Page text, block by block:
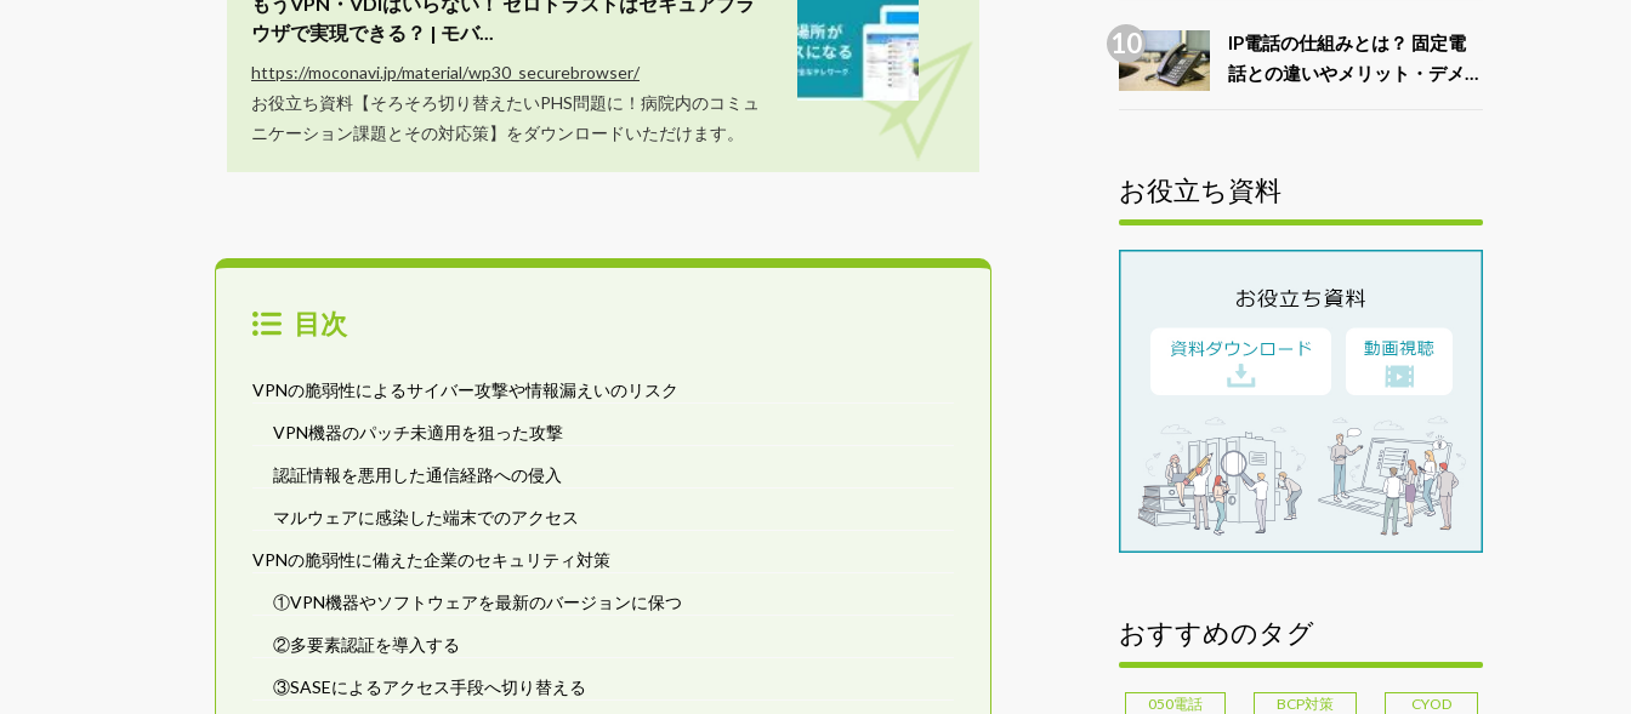
ウザで実現できる？ | モバ...
https://moconavi.jp/material/wp30_securebrowser/
お役立ち資料【そろそろ切り替えたいPHS問題に！病院内のコミュ
ニケーション課題とその対応策】をダウンロードいただけます。
目次
VPNの脆弱性によるサイバー攻撃や情報漏えいのリスク
VPN機器のパッチ未適用を狙った攻撃
認証情報を悪用した通信経路への侵入
マルウェアに感染した端末でのアクセス
VPNの脆弱性に備えた企業のセキュリティ対策
①VPN機器やソフトウェアを最新のバージョンに保つ
②多要素認証を導入する
③SASEによるアクセス手段へ切り替える
IP電話の仕組みとは？ 固定電
話との違いやメリット・デメリ
お役立ち資料
おすすめのタグ
050電話 BCP対策 CYOD